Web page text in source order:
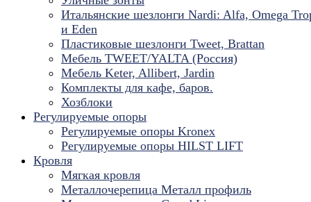
Итальянские шезлонги Nardi: Alfa, Omega
и Eden
Пластиковые шезлонги Tweet, Brattan
Мебель TWEET/YALTA (Россия)
Мебель Keter, Allibert, Jardin
Комплекты для кафе, баров.
Хозблоки
Регулируемые опоры
Регулируемые опоры Kronex
Регулируемые опоры HILST LIFT
Кровля
Мягкая кровля
Металлочерепица Металл профиль